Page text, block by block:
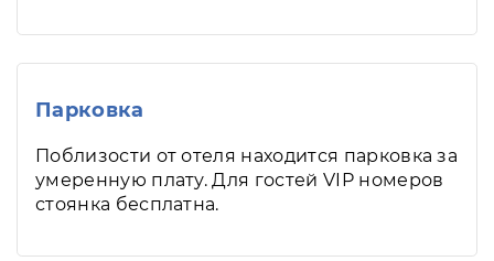
Парковка
Поблизости от отеля находится парковка за
умеренную плату. Для гостей VIP номеров
стоянка бесплатна.